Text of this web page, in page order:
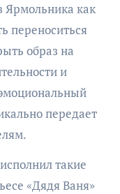
Ярмольника как
переноситься
образ на
и
передает
такие
«Дядя Ваня»